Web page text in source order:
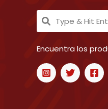
Encuentra los